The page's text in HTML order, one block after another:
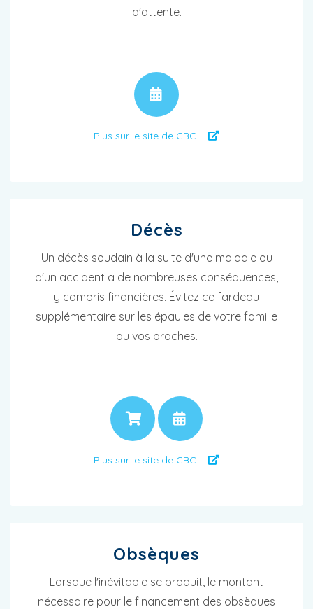
d'attente.
Plus sur le site de CBC ...
Décès
Un décès soudain à la suite d'une maladie ou
d'un accident a de nombreuses conséquences,
y compris financières. Évitez ce fardeau
supplémentaire sur les épaules de votre famille
ou vos proches.
PRIX
Plus sur le site de CBC ...
Obsèques
Lorsque l'inévitable se produit, le montant
nécessaire pour le financement des obsèques